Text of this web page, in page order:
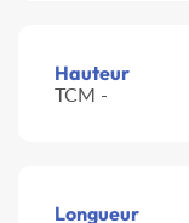
Hauteur
TCM -
Longueur